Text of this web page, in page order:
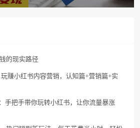
南分享！
的现实路径
赚小红书内容营销，认知篇+营销篇+实
手把手带你玩转小红书，让你流量暴涨